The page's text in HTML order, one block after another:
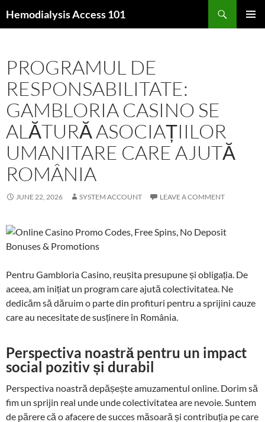
toHemodialysis Access 101
PROGRAMUL DE
RESPONSABILITATE:
GAMBLORIA CASINO SE
ALĂTURĂ ASOCIAȚIILOR
UMANITARE CARE AJUTĂ
ROMÂNIA
JUNE 22, 2026 SYSTEM ACCOUNT LEAVE A COMMENT
Pentru Gambloria Casino, reușita presupune și obligația. De
aceea, am inițiat un program care ajută colectivitatea. Ne
dedicăm să dăruim o parte din profituri pentru a sprijini cauze
care au necesitate de susținere în România.
Perspectiva noastră pentru un impact
social pozitiv și durabil
Perspectiva noastră depășește amuzamentul online. Dorim să
fim un sprijin real unde unde colectivitatea are nevoie. Suntem
de părere că o afacere de succes măsoară și contribuția pe care